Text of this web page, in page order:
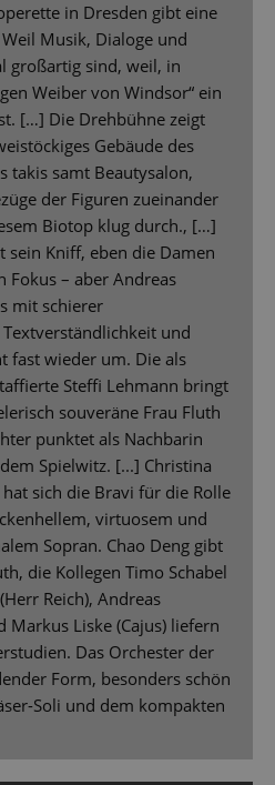
in Dresden gibt eine
Musik, Dialoge und
großartig sind, weil, in
Weiber von Windsor“ ein
[…] Die Drehbühne zeigt
Gebäude des
takis samt Beautysalon,
der Figuren zueinander
Biotop klug durch., […]
sein Kniff, eben die Damen
Fokus – aber Andreas
mit schierer
und
fast wieder um. Die als
Steffi Lehmann bringt
souveräne Frau Fluth
punktet als Nachbarin
Spielwitz. [...] Christina
sich die Bravi für die Rolle
virtuosem und
Sopran. Chao Deng gibt
die Kollegen Timo Schabel
Reich), Andreas
Markus Liske (Cajus) liefern
Das Orchester der
Form, besonders schön
Soli und dem kompakten